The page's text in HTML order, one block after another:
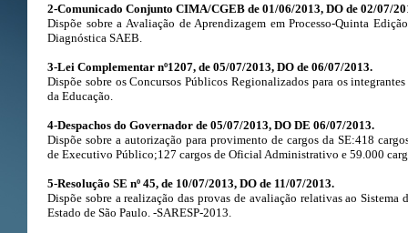
2-Comunicado Conjunto CIMA/CGEB de 01/06/2013, DO de 02/07/
Dispõe sobre a Avaliação de Aprendizagem em Processo-Quinta
Diagnóstica SAEB.
3-Lei Complementar nº1207, de 05/07/2013, DO de 06/07/2013.
Dispõe sobre os Concursos Públicos Regionalizados para os
da Educação.
4-Despachos do Governador de 05/07/2013, DO DE 06/07/2013.
Dispõe sobre a autorização para provimento de cargos da SE:418
de Executivo Público;127 cargos de Oficial Administrativo e 59.000
5-Resolução SE nº 45, de 10/07/2013, DO de 11/07/2013.
Dispõe sobre a realização das provas de avaliação relativas ao
Estado de São Paulo. -SARESP-2013.